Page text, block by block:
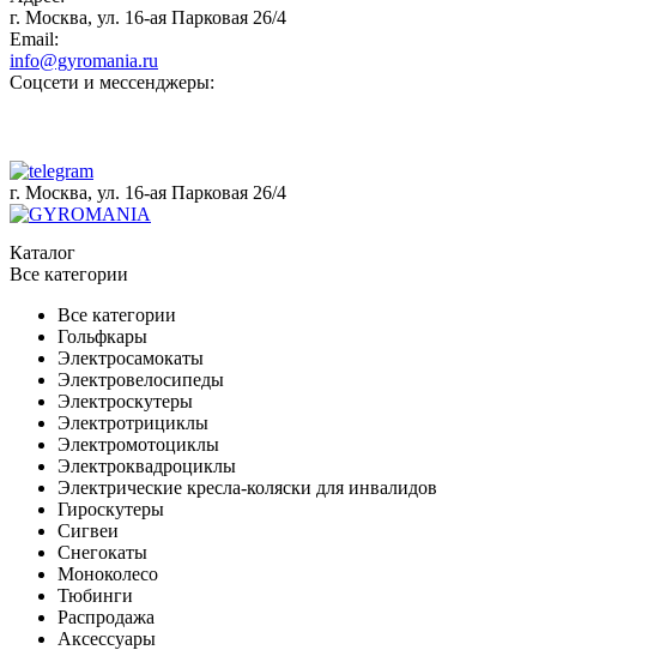
г. Москва, ул. 16-ая Парковая 26/4
Email:
info@gyromania.ru
Соцсети и мессенджеры:
г. Москва, ул. 16-ая Парковая 26/4
Каталог
Все категории
Все категории
Гольфкары
Электросамокаты
Электровелосипеды
Электроскутеры
Электротрициклы
Электромотоциклы
Электроквадроциклы
Электрические кресла-коляски для инвалидов
Гироскутеры
Сигвеи
Снегокаты
Моноколесо
Тюбинги
Распродажа
Аксессуары